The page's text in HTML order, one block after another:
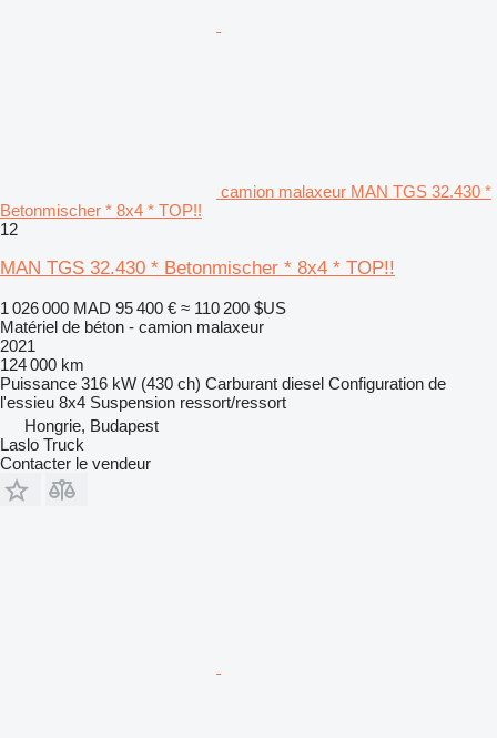
camion malaxeur MAN TGS 32.430 *
Betonmischer * 8x4 * TOP!!
12
MAN TGS 32.430 * Betonmischer * 8x4 * TOP!!
1 026 000 MAD 95 400 € ≈ 110 200 $US
Matériel de béton - camion malaxeur
2021
124 000 km
Puissance 316 kW (430 ch) Carburant diesel Configuration de
l'essieu 8x4 Suspension ressort/ressort
Hongrie, Budapest
Laslo Truck
Contacter le vendeur